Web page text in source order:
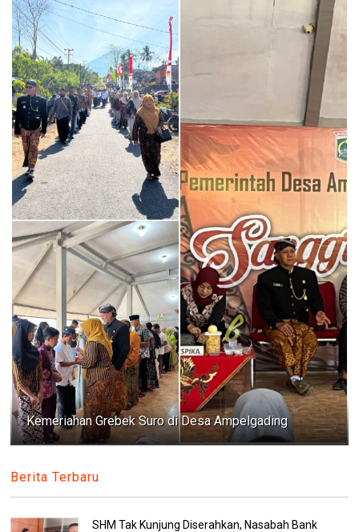
Kemeriahan Grebek Suro di Desa Ampelgading
Berita Terbaru
SHM Tak Kunjung Diserahkan, Nasabah Bank